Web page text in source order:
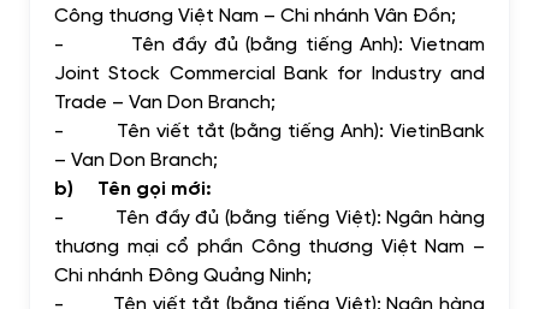
Công thương Việt Nam – Chi nhánh Vân Đồn;
-
Tên đầy đủ (bằng tiếng Anh): Vietnam
Joint Stock Commercial Bank for Industry and
Trade – Van Don Branch;
-
Tên viết tắt (bằng tiếng Anh): VietinBank
– Van Don Branch;
b)
Tên gọi mới:
-
Tên đầy đủ (bằng tiếng Việt): Ngân hàng
thương mại cổ phần Công thương Việt Nam –
Chi nhánh Đông Quảng Ninh;
-
Tên viết tắt (bằng tiếng Việt): Ngân hàng